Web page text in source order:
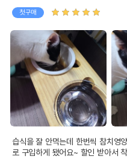
첫구매
습식을 잘 안먹는데 한번씩 참치영
로 구입하게 됐어요~ 할인 받아서